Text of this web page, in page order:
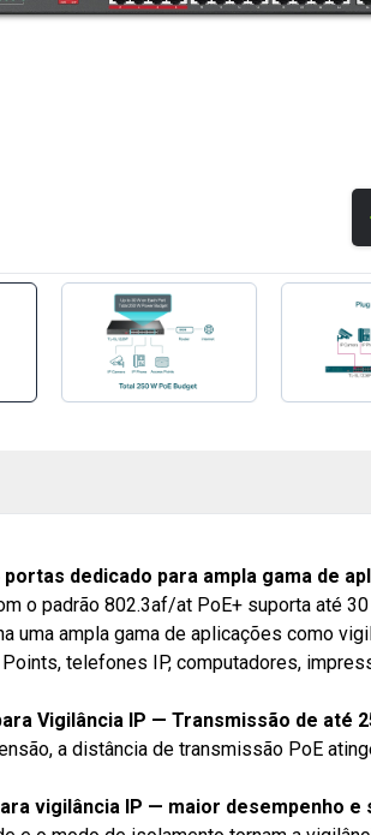
portas dedicado para ampla gama de
o padrão 802.3af/at PoE+ suporta até
uma ampla gama de aplicações como
telefones IP, computadores,
Vigilância IP — Transmissão de até
a distância de transmissão PoE
vigilância IP — maior desempenho e